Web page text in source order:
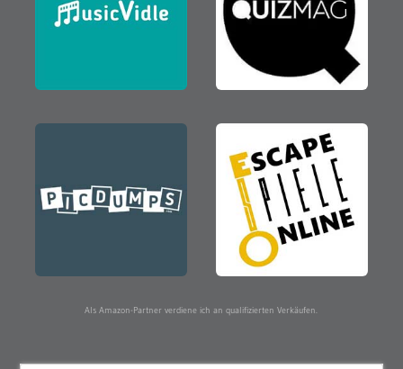
Als Amazon-Partner verdiene ich an qualifizierten Verkäufen.